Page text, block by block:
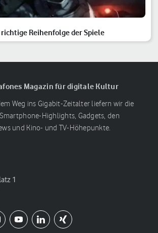
Reihenfolge der Spiele
Magazin für digitale Kultur
Weg ins Gigabit-Zeitalter liefern wir die
Highlights, Gadgets, den
und Kino- und TV-Höhepunkte.
1